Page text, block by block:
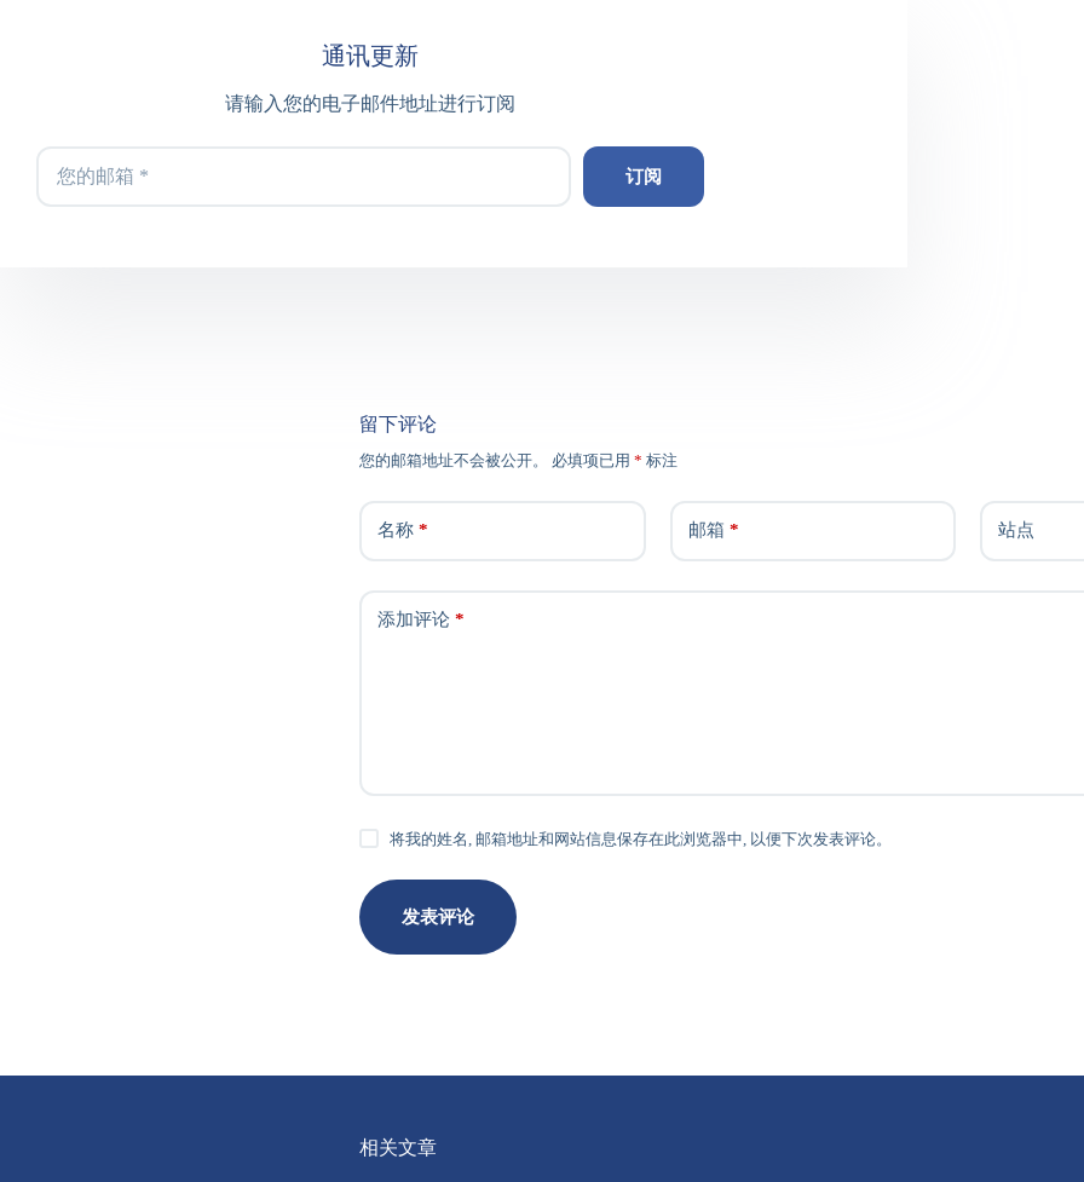
通讯更新
请输入您的电子邮件地址进行订阅
订阅
留下评论
您的邮箱地址不会被公开。 必填项已用 * 标注
名称 * 邮箱 * 站点
添加评论 *
将我的姓名, 邮箱地址和网站信息保存在此浏览器中, 以便下次发表评论。
发表评论
相关文章